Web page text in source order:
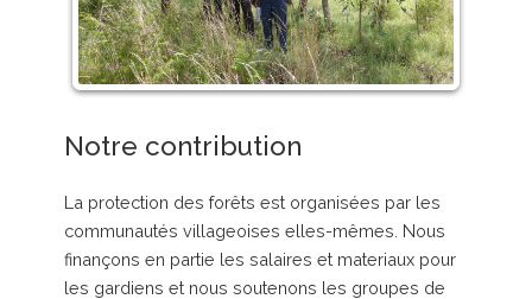
Notre contribution
La protection des forêts est organisées par les
communautés villageoises elles-mêmes. Nous
finançons en partie les salaires et materiaux pour
les gardiens et nous soutenons les groupes de